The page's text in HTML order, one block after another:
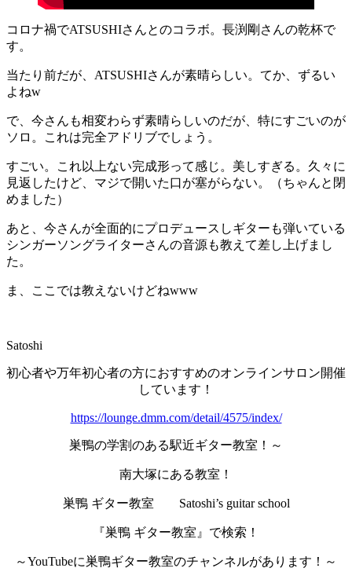
コロナ禍でATSUSHIさんとのコラボ。長渕剛さんの乾杯で
す。
当たり前だが、ATSUSHIさんが素晴らしい。てか、ずるい
よねw
で、今さんも相変わらず素晴らしいのだが、特にすごいのが
ソロ。これは完全アドリブでしょう。
すごい。これ以上ない完成形って感じ。美しすぎる。久々に
見返したけど、マジで開いた口が塞がらない。（ちゃんと閉
めました）
あと、今さんが全面的にプロデュースしギターも弾いている
シンガーソングライターさんの音源も教えて差し上げまし
た。
ま、ここでは教えないけどねwww
Satoshi
初心者や万年初心者の方におすすめのオンラインサロン開催
しています！
https://lounge.dmm.com/detail/4575/index/
巣鴨の学割のある駅近ギター教室！～
南大塚にある教室！
巣鴨 ギター教室 Satoshi’s guitar school
『巣鴨 ギター教室』で検索！
～YouTubeに巣鴨ギター教室のチャンネルがあります！～